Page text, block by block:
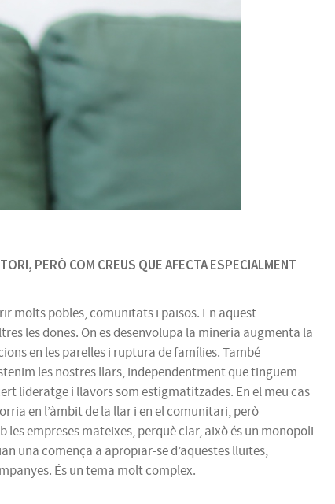
PERÒ COM CREUS QUE AFECTA ESPECIALMENT
molts pobles, comunitats i països. En aquest
les dones. On es desenvolupa la mineria augmenta la
en les parelles i ruptura de famílies. També
les nostres llars, independentment que tinguem
lideratge i llavors som estigmatitzades. En el meu cas
en l’àmbit de la llar i en el comunitari, però
empreses mateixes, perquè clar, això és un monopoli
una comença a apropiar-se d’aquestes lluites,
És un tema molt complex.